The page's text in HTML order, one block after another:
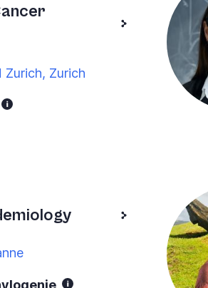
Zurich, Zurich